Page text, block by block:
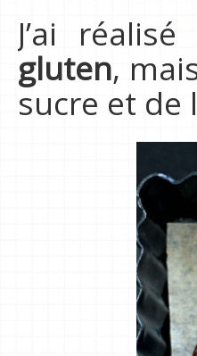
J’ai
gluten,
sucre et de